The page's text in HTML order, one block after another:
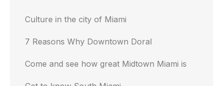
Culture in the city of Miami
7 Reasons Why Downtown Doral
Come and see how great Midtown Miami is